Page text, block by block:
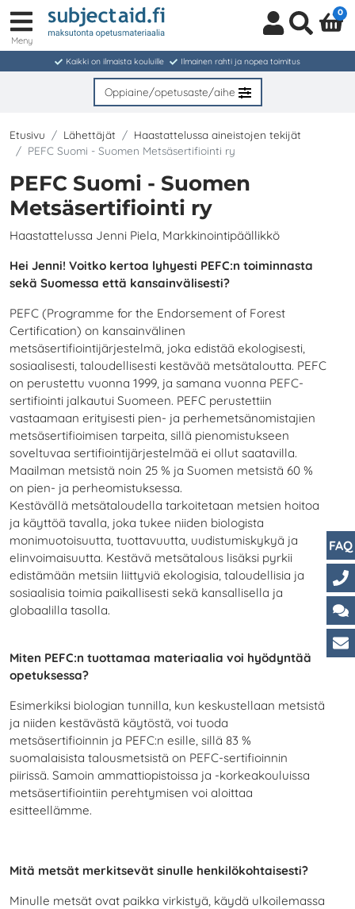
sisään/
Liity
Meny
0
Kaikki on ilmaista kouluille Ilmainen rahti ja nopea toimitus
Oppiaine/opetusaste/aihe
Etusivu Lähettäjät
Haastattelussa aineistojen tekijät
PEFC Suomi - Suomen Metsäsertifiointi ry
PEFC Suomi - Suomen
Metsäsertifiointi ry
Haastattelussa Jenni Piela, Markkinointipäällikkö
Hei Jenni! Voitko kertoa lyhyesti PEFC:n toiminnasta
sekä Suomessa että kansainvälisesti?
PEFC (Programme for the Endorsement of Forest
Certification) on kansainvälinen
metsäsertifiointijärjestelmä, joka edistää ekologisesti,
sosiaalisesti, taloudellisesti kestävää metsätaloutta. PEFC
on perustettu vuonna 1999, ja samana vuonna PEFC-
sertifiointi jalkautui Suomeen. PEFC perustettiin
vastaamaan erityisesti pien- ja perhemetsänomistajien
metsäsertifioimisen tarpeita, sillä pienomistukseen
soveltuvaa sertifiointijärjestelmää ei ollut saatavilla.
Maailman metsistä noin 25 % ja Suomen metsistä 60 %
on pien- ja perheomistuksessa.
Kestävällä metsätaloudella tarkoitetaan metsien hoitoa
ja käyttöä tavalla, joka tukee niiden biologista
monimuotoisuutta, tuottavuutta, uudistumiskykyä ja
elinvoimaisuutta. Kestävä metsätalous lisäksi pyrkii
edistämään metsiin liittyviä ekologisia, taloudellisia ja
sosiaalisia toimia paikallisesti sekä kansallisella ja
globaalilla tasolla.
Miten PEFC:n tuottamaa materiaalia voi hyödyntää
opetuksessa?
Esimerkiksi biologian tunnilla, kun keskustellaan metsistä
ja niiden kestävästä käytöstä, voi tuoda
metsäsertifioinnin ja PEFC:n esille, sillä 83 %
suomalaisista talousmetsistä on PEFC-sertifioinnin
piirissä. Samoin ammattiopistoissa ja -korkeakouluissa
metsäsertifiointiin perehtymisen voi aloittaa
esitteellämme.
Mitä metsät merkitsevät sinulle henkilökohtaisesti?
Minulle metsät ovat paikka virkistyä, käydä ulkoilemassa
FAQ